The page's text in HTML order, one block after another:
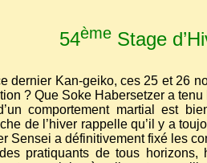
54ème Stage
dernier Kan-geiko, ces 25 et 26
? Que Soke Habersetzer a
comportement martial est
de l’hiver rappelle qu’il y a
Sensei a définitivement fixé les
pratiquants de tous